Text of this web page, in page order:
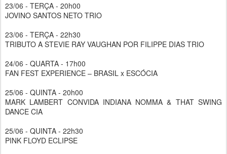
23/06 - TERÇA - 20h00
JOVINO SANTOS NETO TRIO
23/06 - TERÇA - 22h30
TRIBUTO A STEVIE RAY VAUGHAN POR FILIPPE DIAS TRIO
24/06 - QUARTA - 17h00
FAN FEST EXPERIENCE – BRASIL x ESCÓCIA
25/06 - QUINTA - 20h00
MARK LAMBERT CONVIDA INDIANA NOMMA & THAT SWING
DANCE CIA
25/06 - QUINTA - 22h30
PINK FLOYD ECLIPSE